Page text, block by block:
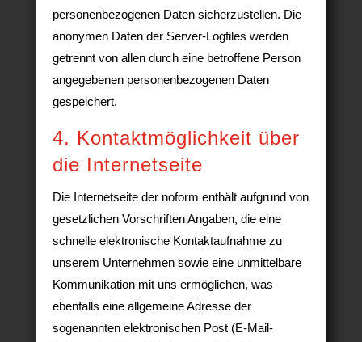
personenbezogenen Daten sicherzustellen. Die
anonymen Daten der Server-Logfiles werden
getrennt von allen durch eine betroffene Person
angegebenen personenbezogenen Daten
gespeichert.
4. Kontaktmöglichkeit über
die Internetseite
Die Internetseite der noform enthält aufgrund von
gesetzlichen Vorschriften Angaben, die eine
schnelle elektronische Kontaktaufnahme zu
unserem Unternehmen sowie eine unmittelbare
Kommunikation mit uns ermöglichen, was
ebenfalls eine allgemeine Adresse der
sogenannten elektronischen Post (E-Mail-